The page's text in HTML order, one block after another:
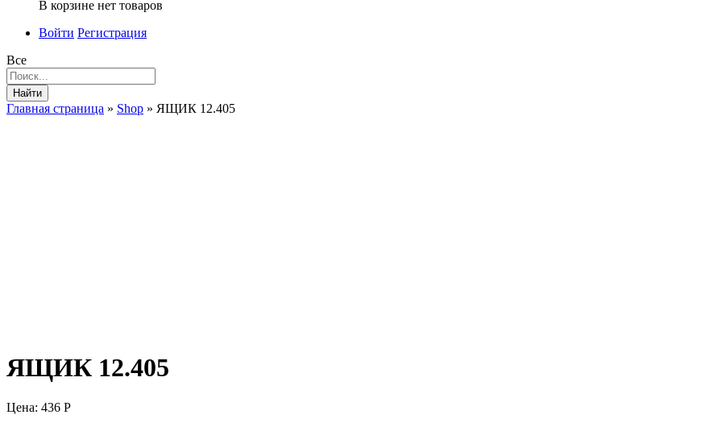
В корзине нет товаров
Войти Регистрация
Все
Найти
Главная страница » Shop » ЯЩИК 12.405
ЯЩИК 12.405
Цена: 436 Р